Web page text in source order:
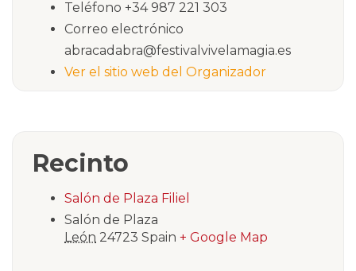
Teléfono +34 987 221 303
Correo electrónico
abracadabra@festivalvivelamagia.es
Ver el sitio web del Organizador
Recinto
Salón de Plaza Filiel
Salón de Plaza
León 24723 Spain + Google Map